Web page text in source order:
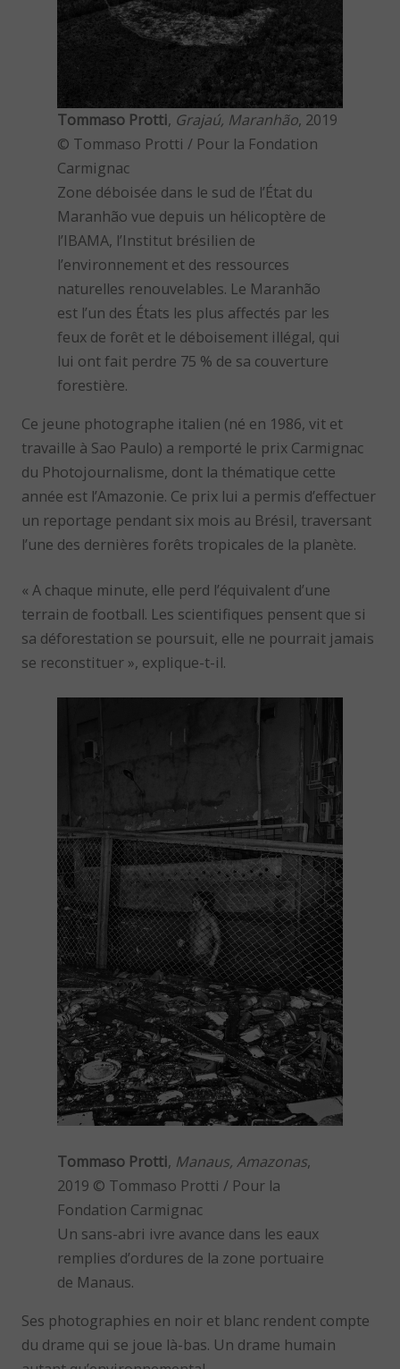
Tommaso Protti, Grajaú, Maranhão, 2019
© Tommaso Protti / Pour la Fondation
Carmignac
Zone déboisée dans le sud de l’État du
Maranhão vue depuis un hélicoptère de
l’IBAMA, l’Institut brésilien de
l’environnement et des ressources
naturelles renouvelables. Le Maranhão
est l’un des États les plus affectés par les
feux de forêt et le déboisement illégal, qui
lui ont fait perdre 75 % de sa couverture
forestière.
Ce jeune photographe italien (né en 1986, vit et
travaille à Sao Paulo) a remporté le prix Carmignac
du Photojournalisme, dont la thématique cette
année est l’Amazonie. Ce prix lui a permis d’effectuer
un reportage pendant six mois au Brésil, traversant
l’une des dernières forêts tropicales de la planète.
« A chaque minute, elle perd l’équivalent d’une
terrain de football. Les scientifiques pensent que si
sa déforestation se poursuit, elle ne pourrait jamais
se reconstituer », explique-t-il.
Tommaso Protti, Manaus, Amazonas,
2019 © Tommaso Protti / Pour la
Fondation Carmignac
Un sans-abri ivre avance dans les eaux
remplies d’ordures de la zone portuaire
de Manaus.
Ses photographies en noir et blanc rendent compte
du drame qui se joue là-bas. Un drame humain